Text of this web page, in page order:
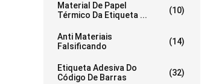
Material De Papel
Térmico Da Etiqueta ...
(10)
Anti Materiais
Falsificando
(14)
Etiqueta Adesiva Do
Código De Barras
(32)